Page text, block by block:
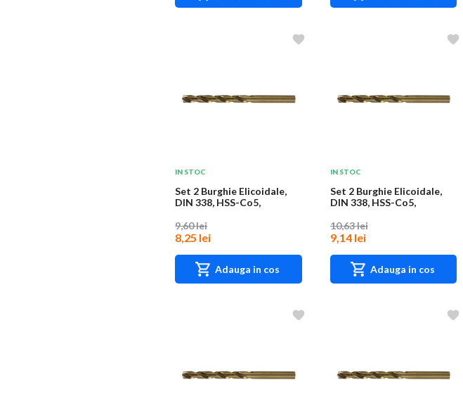
IN STOC
Set 2 Burghie Elicoidale,
DIN 338, HSS-Co5,
9,60 lei
8,25 lei
Adauga in cos
IN STOC
Set 2 Burghie Elicoidale,
DIN 338, HSS-Co5,
10,63 lei
9,14 lei
Adauga in cos